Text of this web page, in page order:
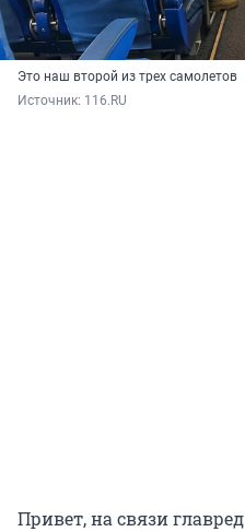
Это наш второй из трех самолетов
Источник: 116.RU
Привет, на связи главред